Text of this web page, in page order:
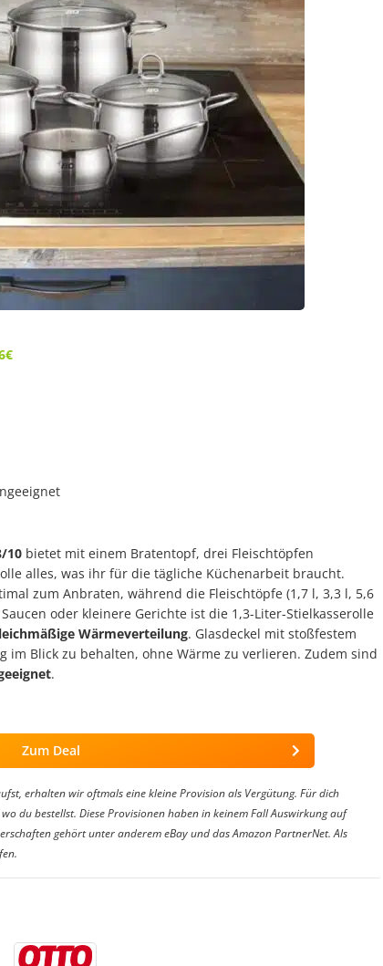
10 bietet mit einem Bratentopf, drei Fleischtöpfen
alles, was ihr für die tägliche Küchenarbeit braucht.
zum Anbraten, während die Fleischtöpfe (1,7 l, 3,3 l, 5,6
oder kleinere Gerichte ist die 1,3-Liter-Stielkasserolle
Wärmeverteilung. Glasdeckel mit stoßfestem
im Blick zu behalten, ohne Wärme zu verlieren. Zudem sind
.
Zum Deal
erhalten wir oftmals eine kleine Provision als Vergütung. Für dich
du bestellst. Diese Provisionen haben in keinem Fall Auswirkung auf
gehört unter anderem eBay und das Amazon PartnerNet. Als